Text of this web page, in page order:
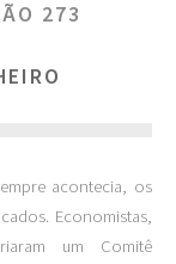
273
acontecia, os
Economistas,
um Comitê